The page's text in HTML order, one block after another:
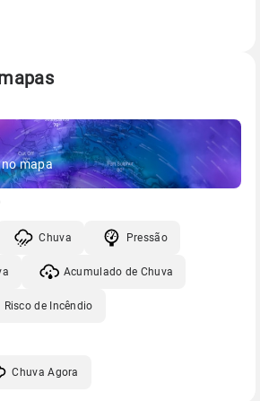
mapa
Chuva Pressão
Acumulado de Chuva
Risco de Incêndio
Chuva Agora